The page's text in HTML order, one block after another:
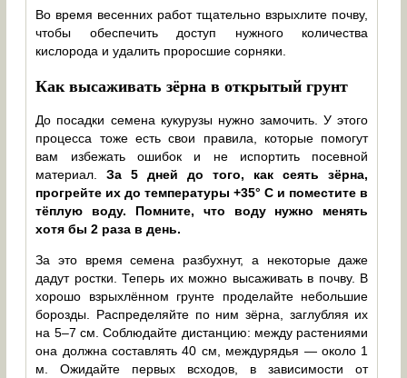
Во время весенних работ тщательно взрыхлите почву,
чтобы обеспечить доступ нужного количества
кислорода и удалить проросшие сорняки.
Как высаживать зёрна в открытый грунт
До посадки семена кукурузы нужно замочить. У этого
процесса тоже есть свои правила, которые помогут
вам избежать ошибок и не испортить посевной
материал.За 5 дней до того, как сеять зёрна,
прогрейте их до температуры +35° C и поместите в
тёплую воду. Помните, что воду нужно менять
хотя бы 2 раза в день.
За это время семена разбухнут, а некоторые даже
дадут ростки. Теперь их можно высаживать в почву. В
хорошо взрыхлённом грунте проделайте небольшие
борозды. Распределяйте по ним зёрна, заглубляя их
на 5–7 см. Соблюдайте дистанцию: между растениями
она должна составлять 40 см, междурядья — около 1
м. Ожидайте первых всходов, в зависимости от